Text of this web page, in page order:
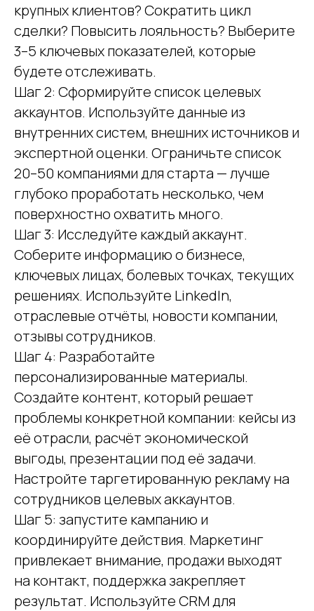
крупных клиентов? Сократить цикл
сделки? Повысить лояльность? Выберите
3–5 ключевых показателей, которые
будете отслеживать.
Шаг 2: Сформируйте список целевых
аккаунтов. Используйте данные из
внутренних систем, внешних источников и
экспертной оценки. Ограничьте список
20–50 компаниями для старта — лучше
глубоко проработать несколько, чем
поверхностно охватить много.
Шаг 3: Исследуйте каждый аккаунт.
Соберите информацию о бизнесе,
ключевых лицах, болевых точках, текущих
решениях. Используйте LinkedIn,
отраслевые отчёты, новости компании,
отзывы сотрудников.
Шаг 4: Разработайте
персонализированные материалы.
Создайте контент, который решает
проблемы конкретной компании: кейсы из
её отрасли, расчёт экономической
выгоды, презентации под её задачи.
Настройте таргетированную рекламу на
сотрудников целевых аккаунтов.
Шаг 5: запустите кампанию и
координируйте действия. Маркетинг
привлекает внимание, продажи выходят
на контакт, поддержка закрепляет
результат. Используйте CRM для